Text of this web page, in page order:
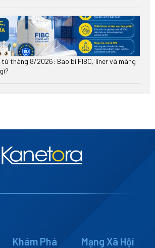
từ tháng 8/2026: Bao bì FIBC, liner và màng
Khám Phá Mạng Xã Hội